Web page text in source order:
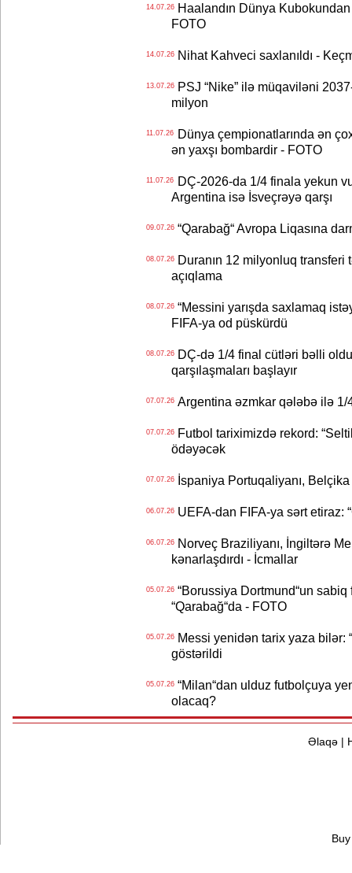
14.07.26Haalandın Dünya Kubokundan
FOTO
14.07.26Nihat Kahveci saxlanıldı -
13.07.26PSJ “Nike” ilə müqaviləni
milyon
11.07.26Dünya çempionatlarında ən
ən yaxşı bombardir - FOTO
11.07.26DÇ-2026-da 1/4 finala yekun
Argentina isə İsveçrəyə qarşı
09.07.26“Qarabağ“ Avropa Liqasına
08.07.26Duranın 12 milyonluq transferi
açıqlama
08.07.26“Messini yarışda saxlamaq
FIFA-ya od püskürdü
08.07.26DÇ-də 1/4 final cütləri bəlli
qarşılaşmaları başlayır
07.07.26Argentina əzmkar qələbə ilə 1/
07.07.26Futbol tariximizdə rekord:
ödəyəcək
07.07.26İspaniya Portuqaliyanı, Belçika
06.07.26UEFA-dan FIFA-ya sərt etiraz:
06.07.26Norveç Braziliyanı, İngiltərə
kənarlaşdırdı - İcmallar
05.07.26“Borussiya Dortmund“un sabiq
“Qarabağ“da - FOTO
05.07.26Messi yenidən tarix yaza bilər:
göstərildi
05.07.26“Milan“dan ulduz futbolçuya
olacaq?
Əlaqə|